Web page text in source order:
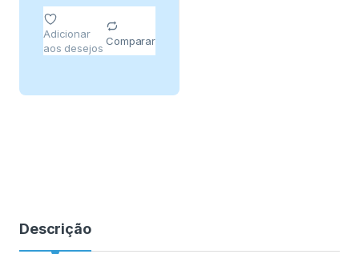
Adicionar
aos desejos
Comparar
Descrição